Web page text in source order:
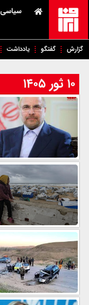
سیاسی
گزارش گفتگو یادداشت
۱۰ ثور ۱۴۰۵